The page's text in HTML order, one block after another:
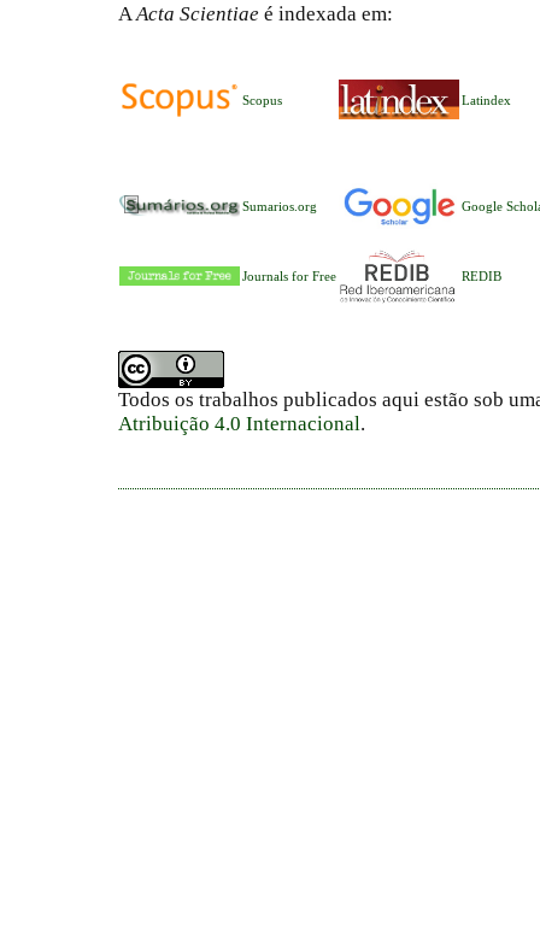
A Acta Scientiae é indexada em:
Scopus Latindex
Sumarios.org Google
Journals for Free REDIB
Todos os trabalhos publicados aqui estão sob
Atribuição 4.0 Internacional.